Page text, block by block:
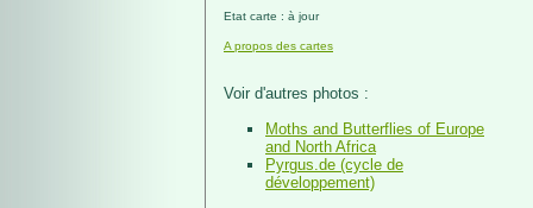
Etat carte : à jour
A propos des cartes
Voir d'autres photos :
Moths and Butterflies of Europe
and North Africa
Pyrgus.de (cycle de
développement)